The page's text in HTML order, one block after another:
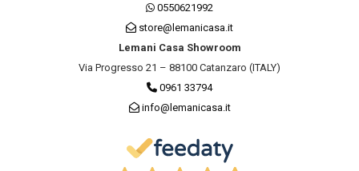
0550621992
store@lemanicasa.it
Lemani Casa Showroom
Via Progresso 21 – 88100 Catanzaro (ITALY)
0961 33794
info@lemanicasa.it